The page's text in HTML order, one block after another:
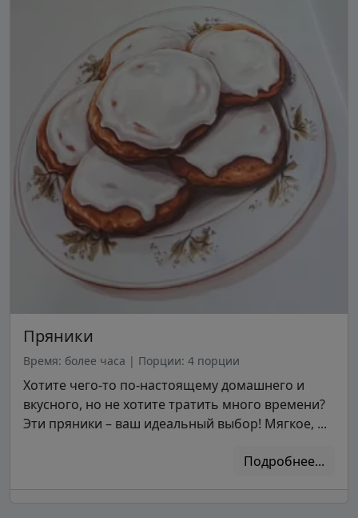
Пряники
Время: более часа | Порции: 4 порции
Хотите чего-то по-настоящему домашнего и
вкусного, но не хотите тратить много времени?
Эти пряники – ваш идеальный выбор! Мягкое, ...
Подробнее...